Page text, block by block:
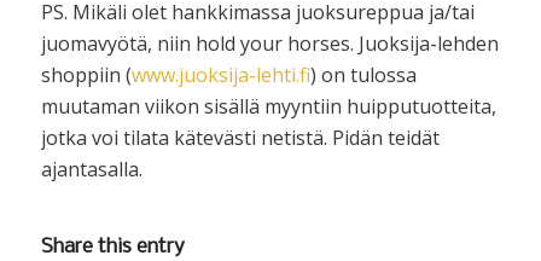
PS. Mikäli olet hankkimassa juoksureppua ja/tai
juomavyötä, niin hold your horses. Juoksija-lehden
shoppiin (www.juoksija-lehti.fi) on tulossa
muutaman viikon sisällä myyntiin huipputuotteita,
jotka voi tilata kätevästi netistä. Pidän teidät
ajantasalla.
Share this entry